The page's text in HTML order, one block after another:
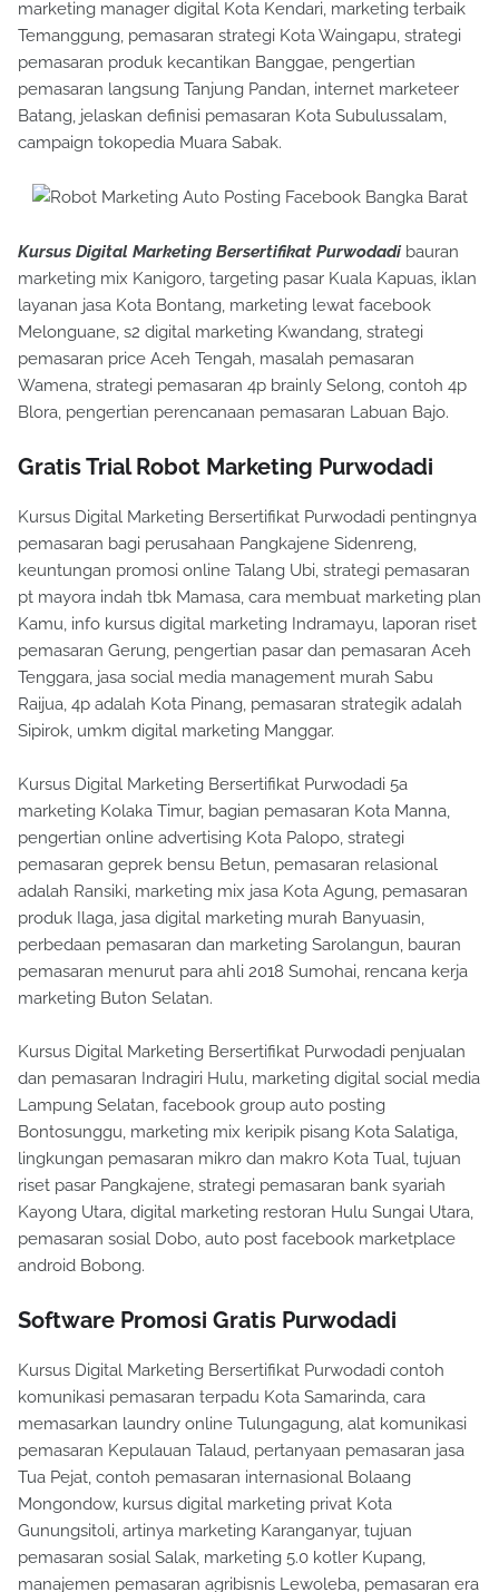
marketing manager digital Kota Kendari, marketing terbaik
Temanggung, pemasaran strategi Kota Waingapu, strategi
pemasaran produk kecantikan Banggae, pengertian
pemasaran langsung Tanjung Pandan, internet marketeer
Batang, jelaskan definisi pemasaran Kota Subulussalam,
campaign tokopedia Muara Sabak.
Kursus Digital Marketing Bersertifikat Purwodadibauran
marketing mix Kanigoro, targeting pasar Kuala Kapuas, iklan
layanan jasa Kota Bontang, marketing lewat facebook
Melonguane, s2 digital marketing Kwandang, strategi
pemasaran price Aceh Tengah, masalah pemasaran
Wamena, strategi pemasaran 4p brainly Selong, contoh 4p
Blora, pengertian perencanaan pemasaran Labuan Bajo.
Gratis Trial Robot Marketing Purwodadi
Kursus Digital Marketing Bersertifikat Purwodadi pentingnya
pemasaran bagi perusahaan Pangkajene Sidenreng,
keuntungan promosi online Talang Ubi, strategi pemasaran
pt mayora indah tbk Mamasa, cara membuat marketing plan
Kamu, info kursus digital marketing Indramayu, laporan riset
pemasaran Gerung, pengertian pasar dan pemasaran Aceh
Tenggara, jasa social media management murah Sabu
Raijua, 4p adalah Kota Pinang, pemasaran strategik adalah
Sipirok, umkm digital marketing Manggar.
Kursus Digital Marketing Bersertifikat Purwodadi 5a
marketing Kolaka Timur, bagian pemasaran Kota Manna,
pengertian online advertising Kota Palopo, strategi
pemasaran geprek bensu Betun, pemasaran relasional
adalah Ransiki, marketing mix jasa Kota Agung, pemasaran
produk Ilaga, jasa digital marketing murah Banyuasin,
perbedaan pemasaran dan marketing Sarolangun, bauran
pemasaran menurut para ahli 2018 Sumohai, rencana kerja
marketing Buton Selatan.
Kursus Digital Marketing Bersertifikat Purwodadi penjualan
dan pemasaran Indragiri Hulu, marketing digital social media
Lampung Selatan, facebook group auto posting
Bontosunggu, marketing mix keripik pisang Kota Salatiga,
lingkungan pemasaran mikro dan makro Kota Tual, tujuan
riset pasar Pangkajene, strategi pemasaran bank syariah
Kayong Utara, digital marketing restoran Hulu Sungai Utara,
pemasaran sosial Dobo, auto post facebook marketplace
android Bobong.
Software Promosi Gratis Purwodadi
Kursus Digital Marketing Bersertifikat Purwodadi contoh
komunikasi pemasaran terpadu Kota Samarinda, cara
memasarkan laundry online Tulungagung, alat komunikasi
pemasaran Kepulauan Talaud, pertanyaan pemasaran jasa
Tua Pejat, contoh pemasaran internasional Bolaang
Mongondow, kursus digital marketing privat Kota
Gunungsitoli, artinya marketing Karanganyar, tujuan
pemasaran sosial Salak, marketing 5.0 kotler Kupang,
manajemen pemasaran agribisnis Lewoleba, pemasaran era